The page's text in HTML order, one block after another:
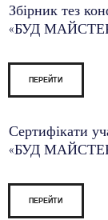
Збірник тез
«БУД
ПЕРЕЙТИ
Сертифікати
«БУД
ПЕРЕЙТИ